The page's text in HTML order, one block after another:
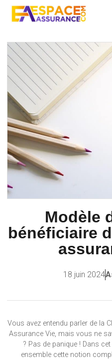
Modèle
bénéficiaire
18 juin 2024
Vous avez entendu parler de la
Assurance Vie, mais vous ne
? Pas de panique ! Dans
ensemble cette notion